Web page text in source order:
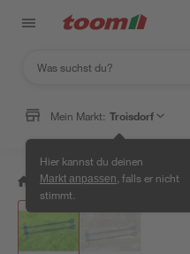
Mein Markt: Troisdorf
Hier kannst du deinen
Markt anpassen , falls er nicht
stimmt.
/ Werkstatt & Maschinen /